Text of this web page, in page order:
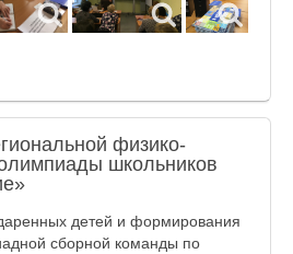
физико-
школьников
детей и формирования
сборной команды по